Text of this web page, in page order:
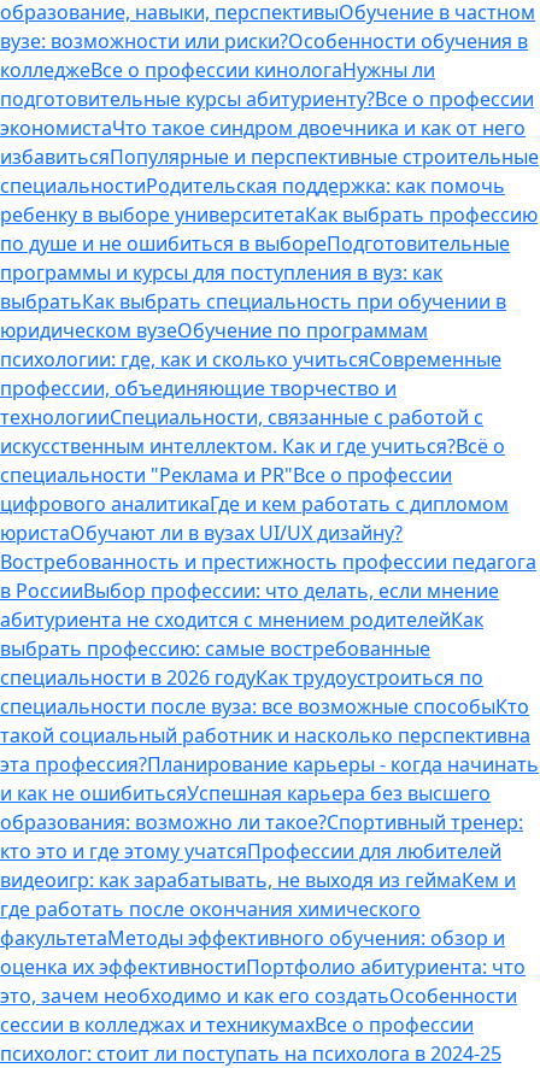
образование, навыки, перспективыОбучение в частном
вузе: возможности или риски?Особенности обучения в
колледжеВсе о профессии кинологаНужны ли
подготовительные курсы абитуриенту?Все о профессии
экономистаЧто такое синдром двоечника и как от него
избавитьсяПопулярные и перспективные строительные
специальностиРодительская поддержка: как помочь
ребенку в выборе университетаКак выбрать профессию
по душе и не ошибиться в выбореПодготовительные
программы и курсы для поступления в вуз: как
выбратьКак выбрать специальность при обучении в
юридическом вузеОбучение по программам
психологии: где, как и сколько учитьсяСовременные
профессии, объединяющие творчество и
технологииСпециальности, связанные с работой с
искусственным интеллектом. Как и где учиться?Всё о
специальности "Реклама и PR"Все о профессии
цифрового аналитикаГде и кем работать с дипломом
юристаОбучают ли в вузах UI/UX дизайну?
Востребованность и престижность профессии педагога
в РоссииВыбор профессии: что делать, если мнение
абитуриента не сходится с мнением родителейКак
выбрать профессию: самые востребованные
специальности в 2026 годуКак трудоустроиться по
специальности после вуза: все возможные способыКто
такой социальный работник и насколько перспективна
эта профессия?Планирование карьеры - когда начинать
и как не ошибитьсяУспешная карьера без высшего
образования: возможно ли такое?Спортивный тренер:
кто это и где этому учатсяПрофессии для любителей
видеоигр: как зарабатывать, не выходя из геймаКем и
где работать после окончания химического
факультетаМетоды эффективного обучения: обзор и
оценка их эффективностиПортфолио абитуриента: что
это, зачем необходимо и как его создатьОсобенности
сессии в колледжах и техникумахВсе о профессии
психолог: стоит ли поступать на психолога в 2024-25